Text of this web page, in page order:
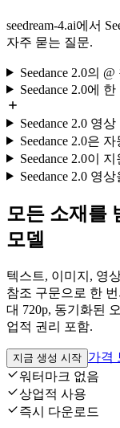
seedream-4.ai에서
자주 묻는 질문.
Seedance 2.0의
Seedance 2.0에
Seedance 2.0 영
Seedance 2.0은
Seedance 2.0이
Seedance 2.0 영
모든 소재를
모델
텍스트, 이미지, 영
참조 구문으로 한
대 720p, 동기화된
업적 권리 포함.
지금 생성 시작 가격
워터마크 없음
상업적 사용
즉시 다운로드